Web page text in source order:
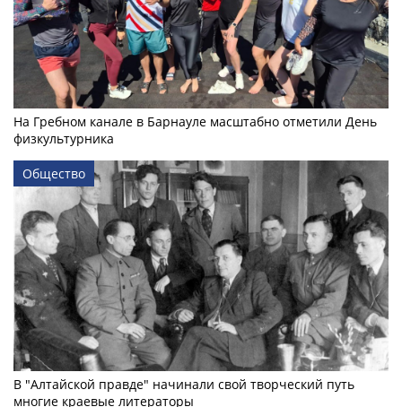
На Гребном канале в Барнауле масштабно отметили День
физкультурника
Общество
В "Алтайской правде" начинали свой творческий путь
многие краевые литераторы